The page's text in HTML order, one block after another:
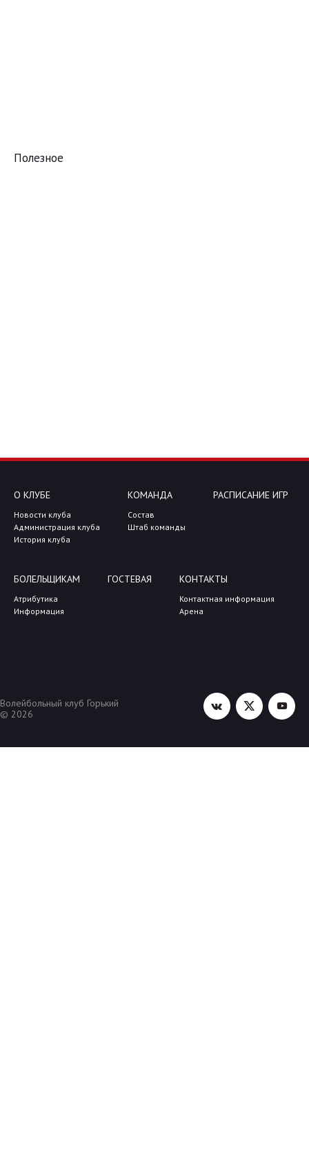
Полезное
О КЛУБЕ
Новости клуба
Администрация клуба
История клуба
КОМАНДА
Состав
Штаб команды
РАСПИСАНИЕ ИГР
БОЛЕЛЬЩИКАМ
Атрибутика
Информация
ГОСТЕВАЯ КОНТАКТЫ
Контактная информация
Арена
Волейбольный клуб Горький
© 2026